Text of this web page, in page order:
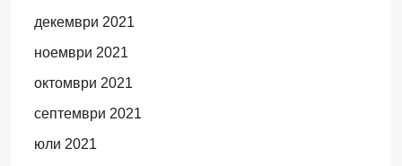
декември 2021
ноември 2021
октомври 2021
септември 2021
юли 2021